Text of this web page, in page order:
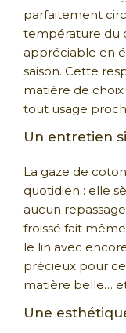
parfaitement
température du
appréciable en
saison. Cette
matière de
tout usage
Un entretien
La gaze de
quotidien : elle
aucun
froissé fait
le lin avec
précieux pour
matière belle…
Une